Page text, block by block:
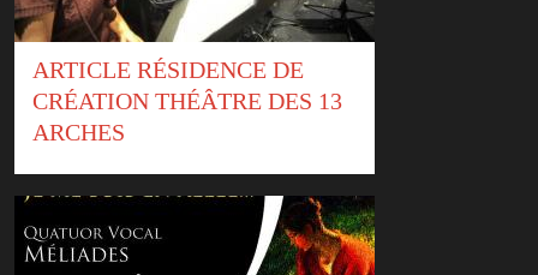
ARTICLE RÉSIDENCE DE
CRÉATION THÉÂTRE DES 13
ARCHES